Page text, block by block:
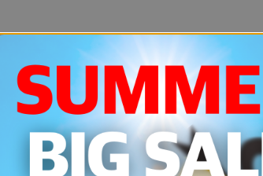
예상치 못한 에러입니다.